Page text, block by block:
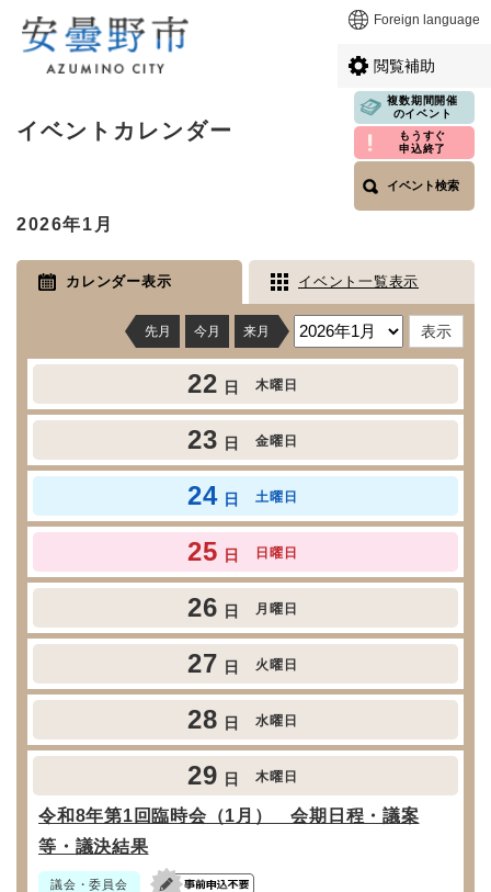
メニューを飛ばして本文へ Foreign language
閲覧補助
文
イベントカレンダー
複数期間開催
のイベント
もうすぐ
申込終了
イベント検索
2026年1月
カレンダー表示 イベント一覧表示
先月 今月 来月
22 日 木曜日
23 日 金曜日
24 日 土曜日
25 日 日曜日
26 日 月曜日
27 日 火曜日
28 日 水曜日
29 日 木曜日
令和8年第1回臨時会（1月） 会期日程・議案
等・議決結果
議会・委員会